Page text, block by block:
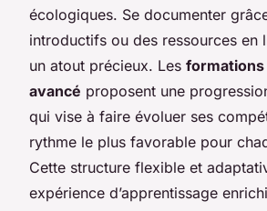
écologiques. Se documenter
introductifs ou des ressources en
un atout précieux. Les
avancé proposent une
qui vise à faire évoluer ses
rythme le plus favorable pour
Cette structure flexible et
expérience d’apprentissage